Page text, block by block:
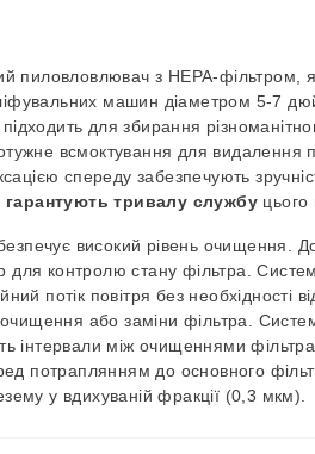
пиловловлювач з HEPA-фільтром,
машин діаметром 5-7
для збирання
всмоктування для видалення
спереду забезпечують
гарантують тривалу службу цього
високий рівень очищення.
для контролю стану фільтра.
потік повітря без необхідності
очищення або заміни фільтра.
інтервали між очищеннями
потраплянням до основного
у вдихуваній фракції (0,3 мкм).